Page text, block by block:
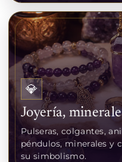
💎
Joyería,
Pulseras, colgantes,
péndulos, minerales y
su simbolismo.